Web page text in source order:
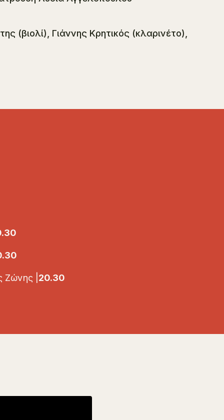
(βιολί), Γιάννης Κρητικός (κλαρινέτο),
| 20.30